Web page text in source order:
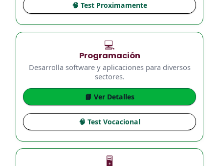
🧠 Test Proximamente
💻
Programación
Desarrolla software y aplicaciones para diversos
sectores.
📘 Ver Detalles
🧠 Test Vocacional
🖥️